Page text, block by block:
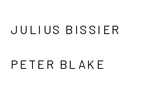
JULIUS BISSIER
PETER BLAKE